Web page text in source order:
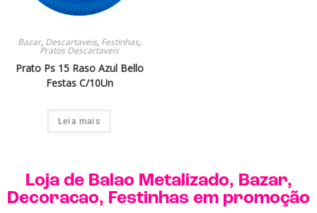
Bazar, Descartaveis, Festinhas,
Pratos Descartaveis
Prato Ps 15 Raso Azul Bello
Festas C/10Un
Leia mais
Loja de Balao Metalizado, Bazar,
Decoracao, Festinhas em promoção